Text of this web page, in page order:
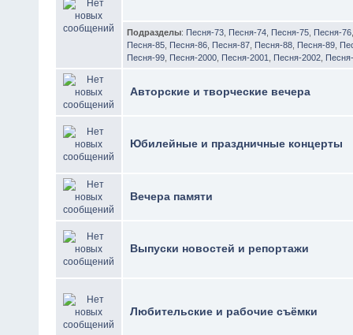
Подразделы: Песня-73 Песня-74 Песня-75 Песня-76
Песня-85 Песня-86 Песня-87 Песня-88 Песня-89
Песня-99 Песня-2000 Песня-2001 Песня-2002
Авторские и творческие вечера
Юбилейные и праздничные концерты
Вечера памяти
Выпуски новостей и репортажи
Любительские и рабочие съёмки